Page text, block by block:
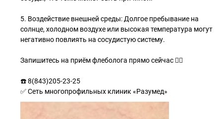
5. Воздействие внешней среды: Долгое пребывание на
солнце, холодном воздухе или высокая температура могут
негативно повлиять на сосудистую систему.
Запишитесь на приём флеболога прямо сейчас 👇🏻
☎️ 8(843)205-23-25
✅ Сеть многопрофильных клиник «Разумед»